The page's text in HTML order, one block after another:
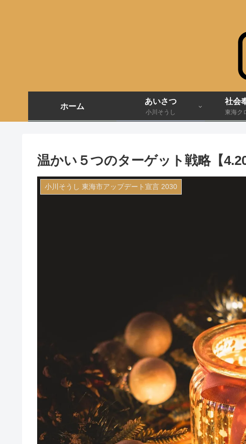
ホーム
あいさつ
小川そうし
社会
東海ク
温かい５つのターゲット戦略【4.20
小川そうし 東海市アップデート宣言 2030